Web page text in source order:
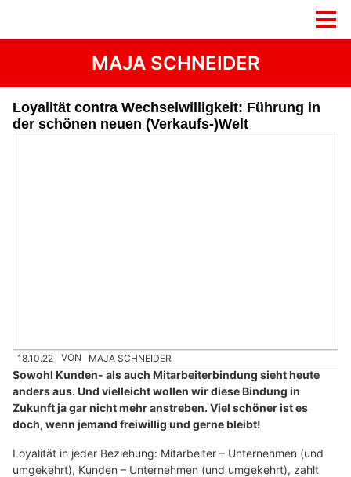
MAJA SCHNEIDER
Loyalität contra Wechselwilligkeit: Führung in
der schönen neuen (Verkaufs-)Welt
18.10.22 VON MAJA SCHNEIDER
Sowohl Kunden- als auch Mitarbeiterbindung sieht heute
anders aus. Und vielleicht wollen wir diese Bindung in
Zukunft ja gar nicht mehr anstreben. Viel schöner ist es
doch, wenn jemand freiwillig und gerne bleibt!
Loyalität in jeder Beziehung: Mitarbeiter – Unternehmen (und
umgekehrt), Kunden – Unternehmen (und umgekehrt), zahlt